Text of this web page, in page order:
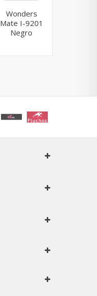
Wonders
Mate I-9201
Negro